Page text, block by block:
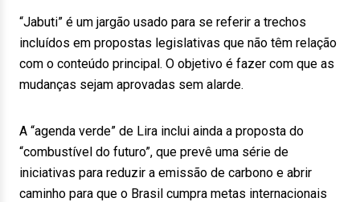
“Jabuti” é um jargão usado para se referir a trechos
incluídos em propostas legislativas que não têm relação
com o conteúdo principal. O objetivo é fazer com que as
mudanças sejam aprovadas sem alarde.
A “agenda verde” de Lira inclui ainda a proposta do
“combustível do futuro”, que prevê uma série de
iniciativas para reduzir a emissão de carbono e abrir
caminho para que o Brasil cumpra metas internacionais